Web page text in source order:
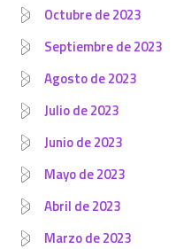
Octubre de 2023
Septiembre de 2023
Agosto de 2023
Julio de 2023
Junio de 2023
Mayo de 2023
Abril de 2023
Marzo de 2023